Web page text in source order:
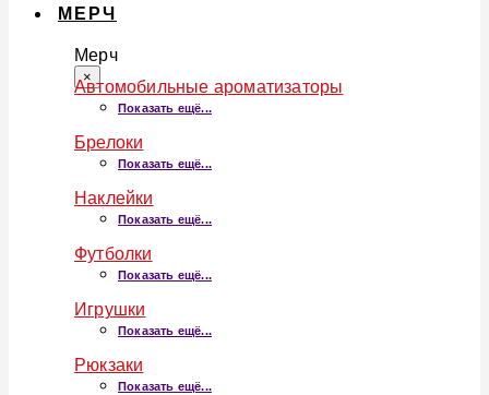
МЕРЧ
Мерч
×
Автомобильные ароматизаторы
Показать ещё...
Брелоки
Показать ещё...
Наклейки
Показать ещё...
Футболки
Показать ещё...
Игрушки
Показать ещё...
Рюкзаки
Показать ещё...